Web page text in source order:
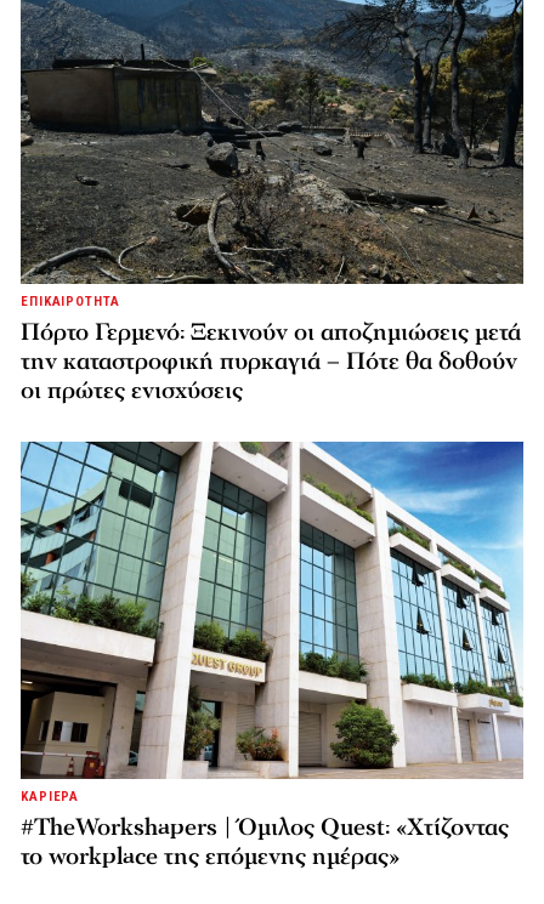
ΕΠΙΚΑΙΡΟΤΗΤΑ
Πόρτο Γερμενό: Ξεκινούν οι αποζημιώσεις μετά
την καταστροφική πυρκαγιά – Πότε θα δοθούν
οι πρώτες ενισχύσεις
ΚΑΡΙΕΡΑ
#TheWorkshapers | Όμιλος Quest: «Χτίζοντας
το workplace της επόμενης ημέρας»